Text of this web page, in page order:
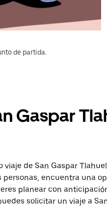
de partida.
Gaspar
de San Gaspar
encuentra una
planear con
solicitar un viaje a